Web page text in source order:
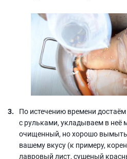
По истечению времени
с рульками, укладываем в неё
очищенный, но хорошо
вашему вкусу (к примеру,
лавровый лист, сушеный